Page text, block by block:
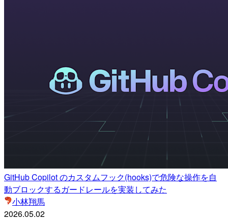
GitHub Copilot のカスタムフック(hooks)で危険な操作を自
動ブロックするガードレールを実装してみた
小林翔馬
2026.05.02